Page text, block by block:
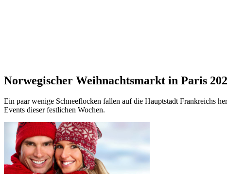
Norwegischer Weihnachtsmarkt in Paris
Ein paar wenige Schneeflocken fallen auf die Hauptstadt Frankreichs
Events dieser festlichen Wochen.